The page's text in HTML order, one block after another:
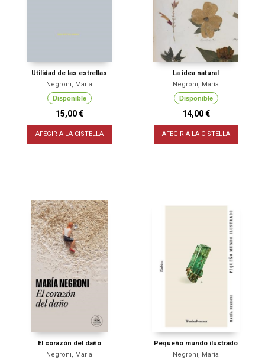
Utilidad de las estrellas
Negroni, María
Disponible
15,00 €
AFEGIR A LA CISTELLA
La idea natural
Negroni, María
Disponible
14,00 €
AFEGIR A LA CISTELLA
El corazón del daño
Negroni, María
Pequeño mundo ilustrado
Negroni, María